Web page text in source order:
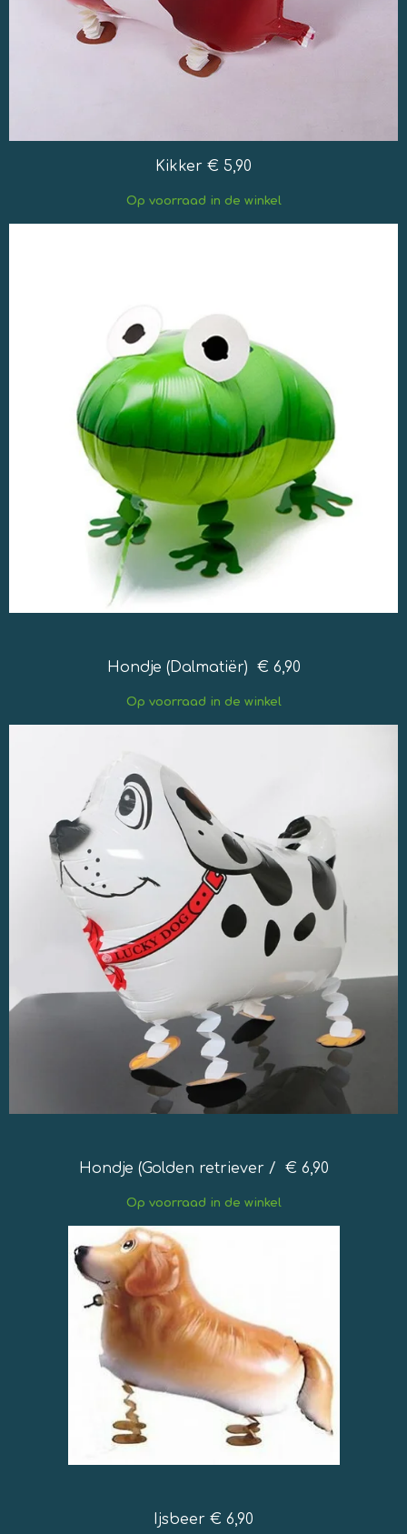
Kikker € 5,90
Op voorraad in de winkel
Hondje (Dalmatiër) € 6,90
Op voorraad in de winkel
Hondje (Golden retriever / € 6,90
Op voorraad in de winkel
Ijsbeer € 6,90